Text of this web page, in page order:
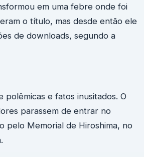
em uma febre onde foi
o título, mas desde então ele
de downloads, segundo a
e fatos inusitados. O
parassem de entrar no
pelo Memorial de Hiroshima, no